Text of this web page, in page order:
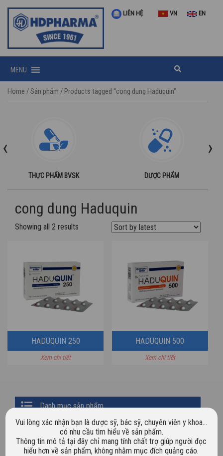
LIÊN HỆ VN EN
MENU
Home /Sản phẩm / Products tagged “cong dung Haduquin”
THỰC PHẨM BVSK DƯỢC PHẨM
‹ ›
Primary
Sidebar
Danh mục sản phẩm
Chưa phân loại
Dược mỹ phẩm
cong dung Haduquin
Showing all 2 results
HADUQUIN 250
Xem chi tiết
HADUQUIN 500
Xem chi tiết
Vui lòng xác nhận bạn là dược sỹ, bác sỹ, chuyên viên y khoa…
có nhu cầu tìm hiểu về sản phẩm.
Thông tin mô tả tại đây chỉ mang tính chất trợ giúp người đọc
hiểu hơn về sản phẩm, không nhằm mục đích quảng cáo.